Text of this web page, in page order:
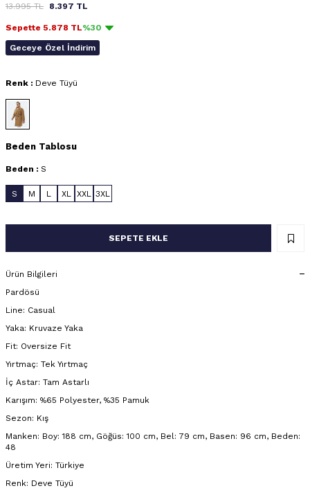
13.995TL 8.397 TL
Sepette 5.878 TL%30
Geceye Özel İndirim
Renk : Deve Tüyü
Beden Tablosu
Beden : S
S M L XL XXL 3XL
SEPETE EKLE
Ürün Bilgileri
Pardösü
Line: Casual
Yaka: Kruvaze Yaka
Fit: Oversize Fit
Yırtmaç: Tek Yırtmaç
İç Astar: Tam Astarlı
Karışım: %65 Polyester, %35 Pamuk
Sezon: Kış
Manken: Boy: 188 cm, Göğüs: 100 cm, Bel: 79 cm, Basen: 96 cm, Beden:
48
Üretim Yeri: Türkiye
Renk: Deve Tüyü